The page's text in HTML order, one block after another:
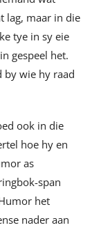
lag, maar in die
tye in sy eie
gespeel het.
by wie hy raad
ook in die
hoe hy en
as
span
het
nader aan